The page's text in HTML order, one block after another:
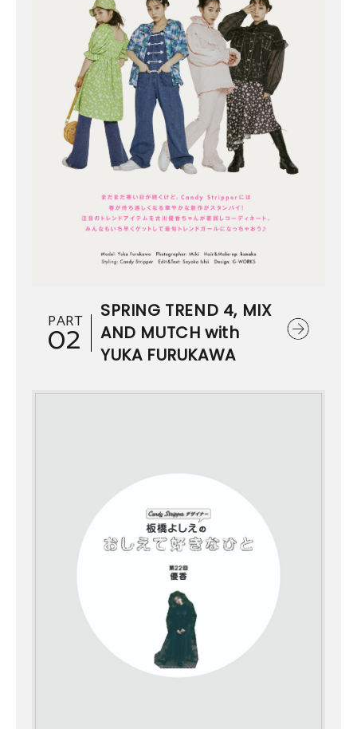
PART
02
SPRING TREND 4, MIX
AND MUTCH with
YUKA FURUKAWA